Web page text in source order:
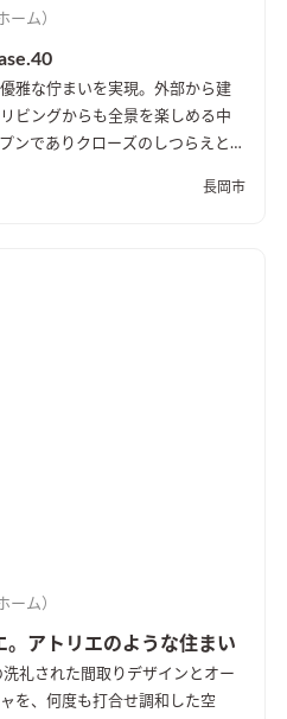
ーム）
雅な佇まいを実現。外部から建
ビングからも全景を楽しめる中
ンでありクローズのしつらえとし
長岡市
ーム）
アトリエのような住まい
礼された間取りデザインとオー
を、何度も打合せ調和した空